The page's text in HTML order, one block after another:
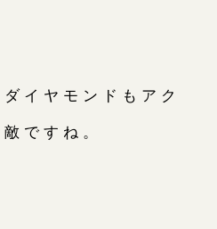
イヤモンドもアク
ですね。